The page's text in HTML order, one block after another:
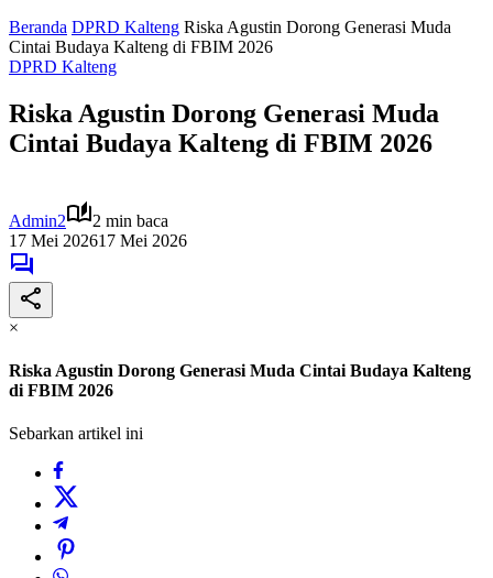
Beranda DPRD Kalteng Riska Agustin Dorong Generasi Muda
Cintai Budaya Kalteng di FBIM 2026
DPRD Kalteng
Riska Agustin Dorong Generasi Muda
Cintai Budaya Kalteng di FBIM 2026
Admin2
2 min baca
17 Mei 202617 Mei 2026
×
Riska Agustin Dorong Generasi Muda Cintai Budaya Kalteng
di FBIM 2026
Sebarkan artikel ini